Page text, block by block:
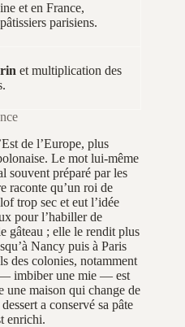
et en France,
parisiens.
et multiplication des
de l’Europe, plus
Le mot lui-même
souvent préparé par les
raconte qu’un roi de
trop sec et eut l’idée
pour l’habiller de
gâteau ; elle le rendit plus
Nancy puis à Paris
des colonies, notamment
— imbiber une mie — est
une maison qui change de
a conservé sa pâte
enrichi.